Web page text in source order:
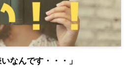
なんです・・・」